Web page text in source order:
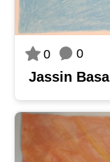
0 0
Jassin